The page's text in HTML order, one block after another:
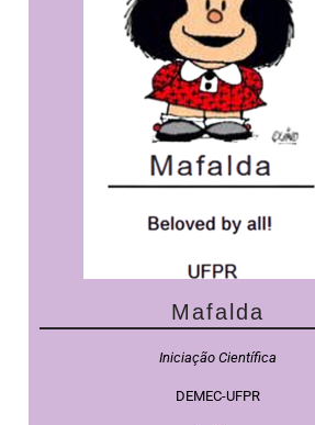
Mafalda
Iniciação Científica
DEMEC-UFPR